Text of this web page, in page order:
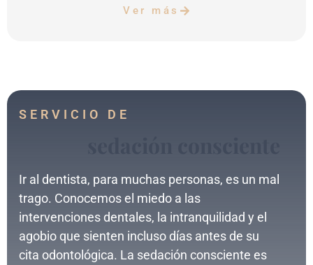
Ver más
SERVICIO DE
Ir al dentista, para muchas personas, es un mal
trago. Conocemos el miedo a las
intervenciones dentales, la intranquilidad y el
agobio que sienten incluso días antes de su
cita odontológica. La sedación consciente es